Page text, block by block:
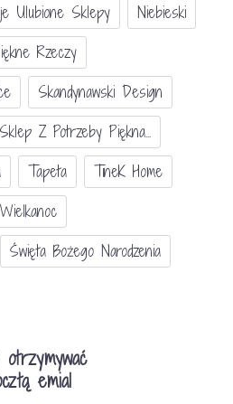
Ulubione Sklepy
Niebieski
Rzeczy
Skandynawski Design
Sklep Z Potrzeby Piękna...
Tapeta
TineK Home
Wielkanoc
Święta Bożego Narodzenia
emial